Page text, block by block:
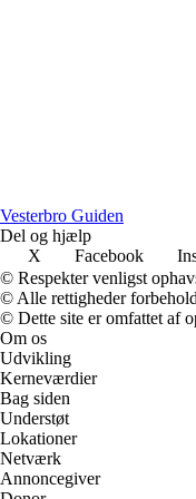
Vesterbro Guiden
Del og hjælp
X
Facebook
© Respekter venligst
© Alle rettigheder
© Dette site er omfattet af
Om os
Udvikling
Kerneværdier
Bag siden
Understøt
Lokationer
Netværk
Annoncegiver